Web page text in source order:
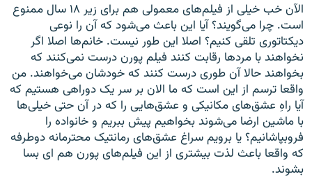
الآن خب خیلی از فیلم‌های معمولی هم برای زیر ۱۸ سال ممنوع
است. چرا می‌گویند؟ آیا این باعث می‌شود که آن را نوعی
دیکتاتوری تلقی کنیم؟ اصلا این طور نیست. خانم‌ها اصلا اگر
نخواهند با مردها رقابت کنند فیلم پورن درست نمی‌کنند که
بخواهند حالا آن طوری درست کنند که خودشان می‌خواهند. من
واقعا ترسم از این است که ما الان بر سر یک دوراهی هستیم که
آیا راهِ عشق‌های مکانیکی و عشق‌هایی را که در آن حتی خیلی‌ها
با ماشین ارضا می‌شوند بخواهیم پیش ببریم و خانواده را
فروبپاشانیم؟ یا برویم سراغ عشق‌های رمانتیک محترمانه دوطرفه
که واقعا باعث لذت بیشتری از این فیلم‌های پورن هم ای بسا
بشوند.